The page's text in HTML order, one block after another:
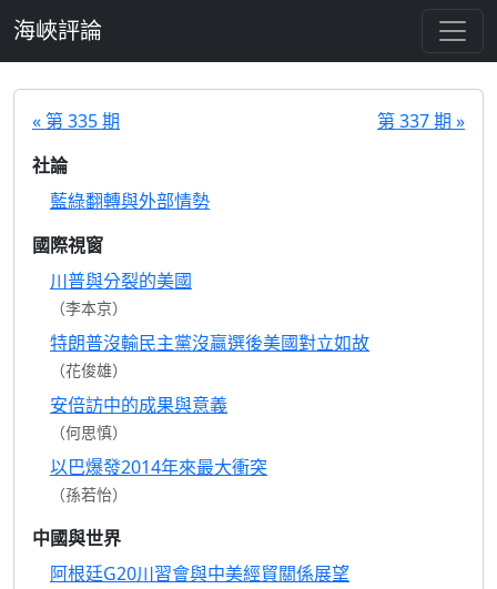
海峽評論
« 第 335 期
第 337 期 »
社論
藍綠翻轉與外部情勢
國際視窗
川普與分裂的美國
（李本京）
特朗普沒輸民主黨沒贏選後美國對立如故
（花俊雄）
安倍訪中的成果與意義
（何思慎）
以巴爆發2014年來最大衝突
（孫若怡）
中國與世界
阿根廷G20川習會與中美經貿關係展望